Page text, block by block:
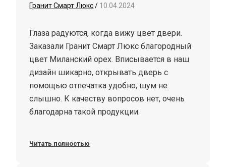
Гранит Смарт Люкс/ 10.04.2024
Глаза радуются, когда вижу цвет двери.
Заказали Гранит Смарт Люкс благородный
цвет Миланский орех. Вписывается в наш
дизайн шикарно, открывать дверь с
помощью отпечатка удобно, шум не
слышно. К качеству вопросов нет, очень
благодарна такой продукции.
Читать полностью